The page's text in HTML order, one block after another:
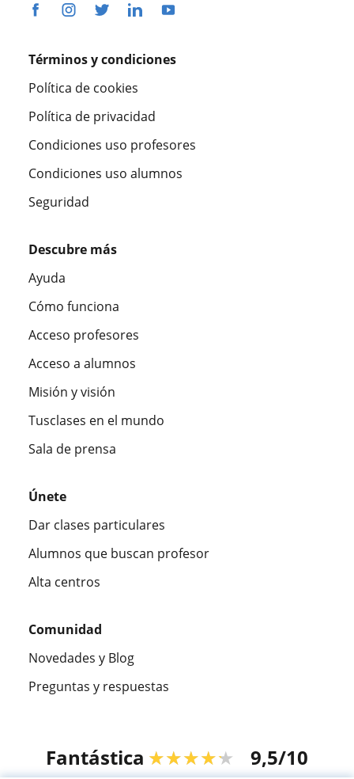
Términos y condiciones
Política de cookies
Política de privacidad
Condiciones uso profesores
Condiciones uso alumnos
Seguridad
Descubre más
Ayuda
Cómo funciona
Acceso profesores
Acceso a alumnos
Misión y visión
Tusclases en el mundo
Sala de prensa
Únete
Dar clases particulares
Alumnos que buscan profesor
Alta centros
Comunidad
Novedades y Blog
Preguntas y respuestas
Fantástica ★★★★★ 9,5/10